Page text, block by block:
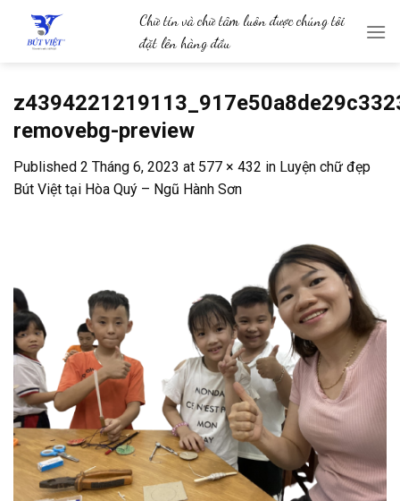
content
Chữ tín và chữ tâm luôn được chúng tôi
đặt lên hàng đầu
removebg-preview
Published 2 Tháng 6, 2023 at 577 × 432 in Luyện chữ đẹp
Bút Việt tại Hòa Quý – Ngũ Hành Sơn